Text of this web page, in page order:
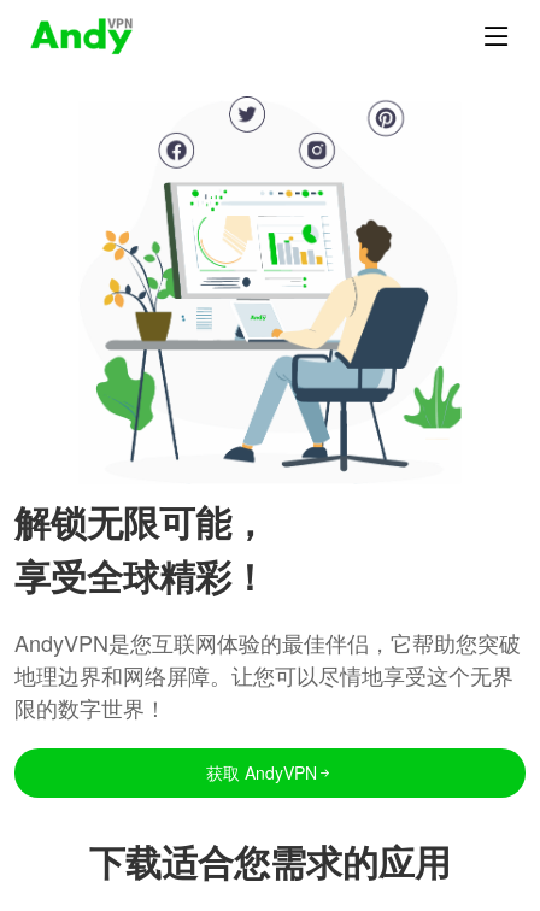
解锁无限可能，
享受全球精彩！
AndyVPN是您互联网体验的最佳伴侣，它帮助您突破
地理边界和网络屏障。让您可以尽情地享受这个无界
限的数字世界！
获取 AndyVPN
下载适合您需求的应用